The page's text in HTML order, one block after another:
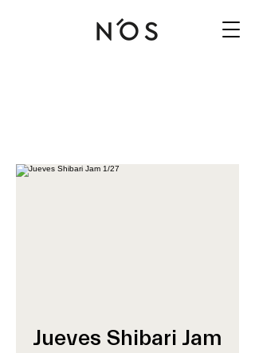
Jueves Shibari Jam